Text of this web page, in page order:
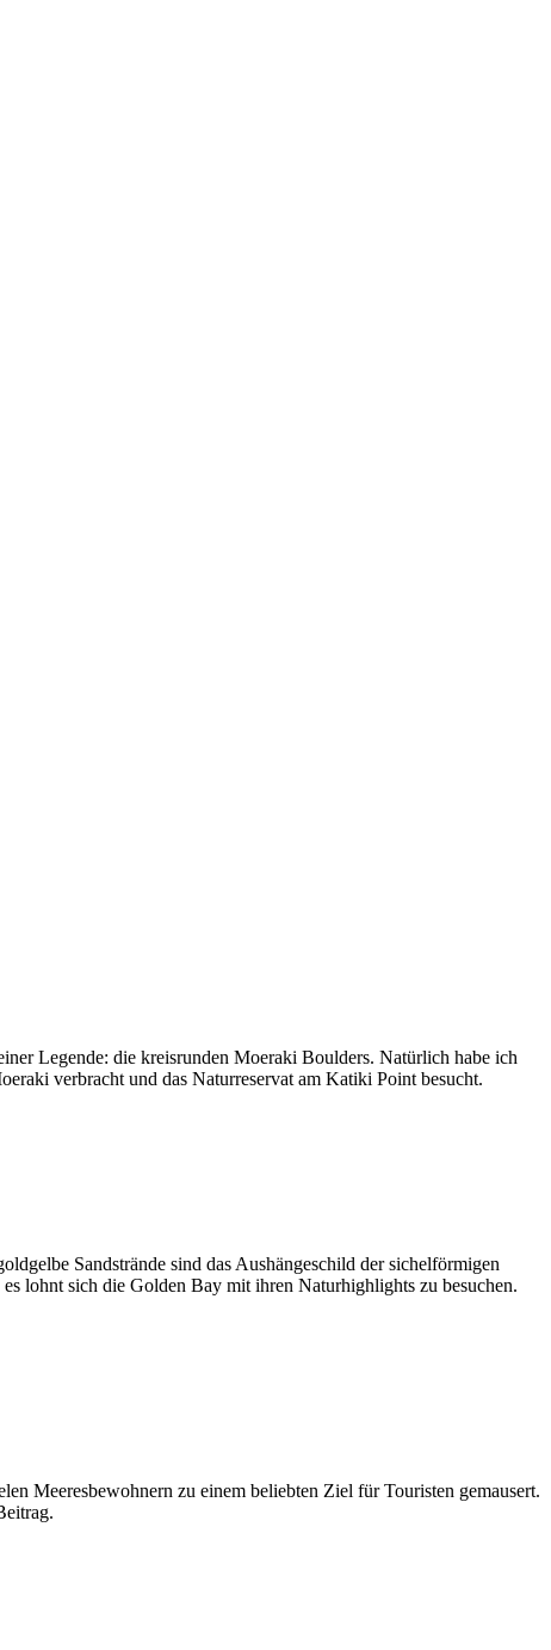
Legende: die kreisrunden Moeraki Boulders. Natürlich habe ich
verbracht und das Naturreservat am Katiki Point besucht.
Sandstrände sind das Aushängeschild der sichelförmigen
lohnt sich die Golden Bay mit ihren Naturhighlights zu besuchen.
Meeresbewohnern zu einem beliebten Ziel für Touristen gemausert.